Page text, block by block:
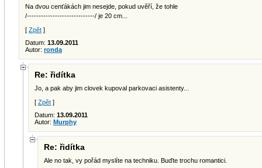
Na dvou cenťákách jim nesejde, pokud uvěří, že tohle
/-----------------------------/ je 20 cm...
[ Zpět ]
Datum: 13.09.2011
Autor: ronda
Re: řidítka
Jo, a pak aby jim clovek kupoval parkovaci asistenty...
[ Zpět ]
Datum: 13.09.2011
Autor: Murphy
Re: řidítka
Ale no tak, vy pořád myslíte na techniku. Buďte trochu romantici.